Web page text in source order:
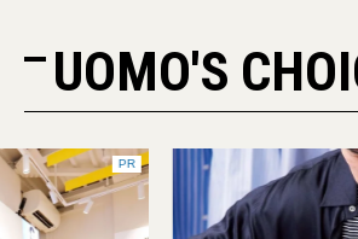
UOMO'S
PR